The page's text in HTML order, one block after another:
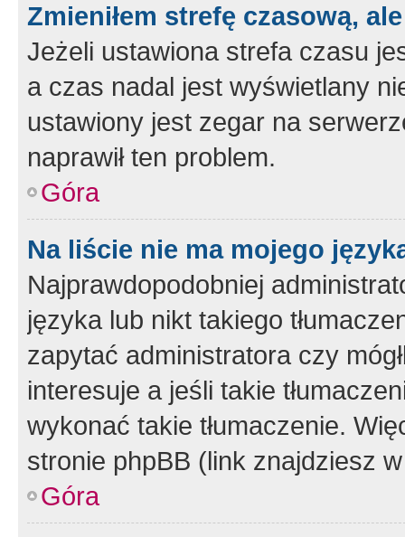
Zmieniłem strefę czasową,
Jeżeli ustawiona strefa czasu
a czas nadal jest wyświetlany
ustawiony jest zegar na
naprawił ten problem.
Góra
Na liście nie ma mojego
Najprawdopodobniej
języka lub nikt takiego
zapytać administratora czy
interesuje a jeśli takie
wykonać takie tłumaczenie.
stronie phpBB (link znajdziesz
Góra